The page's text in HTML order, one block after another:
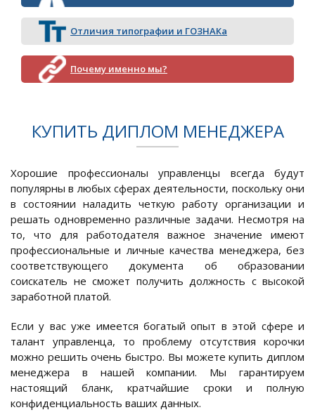
Отличия типографии и ГОЗНАКа
Почему именно мы?
КУПИТЬ ДИПЛОМ МЕНЕДЖЕРА
Хорошие профессионалы управленцы всегда будут
популярны в любых сферах деятельности, поскольку они
в состоянии наладить четкую работу организации и
решать одновременно различные задачи. Несмотря на
то, что для работодателя важное значение имеют
профессиональные и личные качества менеджера, без
соответствующего документа об образовании
соискатель не сможет получить должность с высокой
заработной платой.
Если у вас уже имеется богатый опыт в этой сфере и
талант управленца, то проблему отсутствия корочки
можно решить очень быстро. Вы можете купить диплом
менеджера в нашей компании. Мы гарантируем
настоящий бланк, кратчайшие сроки и полную
конфиденциальность ваших данных.